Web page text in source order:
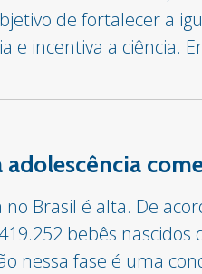
de fortalecer a
e incentiva a ciência.
Brasil é alta. De
bebês
nessa fase é uma